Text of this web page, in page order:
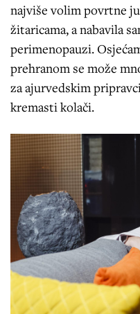
najviše volim povrtne
žitaricama, a nabavila
perimenopauzi.
prehranom se može
za ajurvedskim
kremasti kolači.